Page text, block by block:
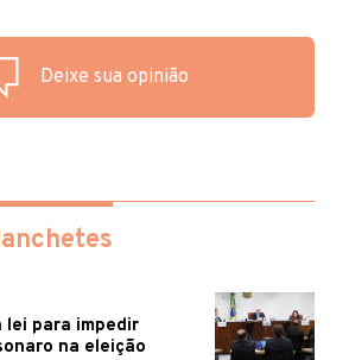
Deixe sua opinião
lei para impedir
na eleição